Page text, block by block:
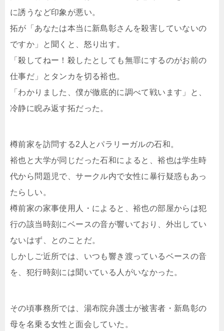
に誘うなど印象が悪い。
拓が「あなたは本当に新島彰さんを殺害していないの
ですか」と聞くと、怒り出す。
「殺してねー！殺したとしても無罪にするのがお前の
仕事だ」とタンカを切る裕也。
「わかりました、僕が徹底的に調べて戦います」と、
冷静に睨み返す拓だった。
樽前家を訪問する2人とパラリーガルの石和。
裕也と大学が同じだった石和によると、裕也は学生時
代から問題児で、サークル内で女性に暴行疑惑もあっ
たらしい。
樽前家の家事使用人・によると、裕也の部屋からは犯
行の該当時刻にベースの音が響いており、外出してい
ないはず、とのことだ。
しかしご近所では、いつも響き渡っているベースの音
を、犯行時刻には聞いている人がいなかった。
その頃事務所では、湯布院弁護士が被害者・新島彰の
母を名乗る女性と面会していた。